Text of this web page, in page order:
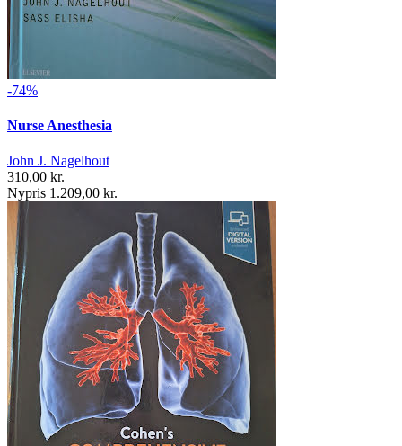
-74%
Nurse Anesthesia
John J. Nagelhout
310,00 kr.
Nypris 1.209,00 kr.